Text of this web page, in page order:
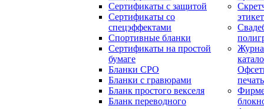
Сертификаты с защитой
Сертификаты со
спецэффектами
Спортивные бланки
Cертификаты на простой
бумаге
Бланки СРО
Бланки с гравюрами
Бланк простого векселя
Бланк переводного
печать